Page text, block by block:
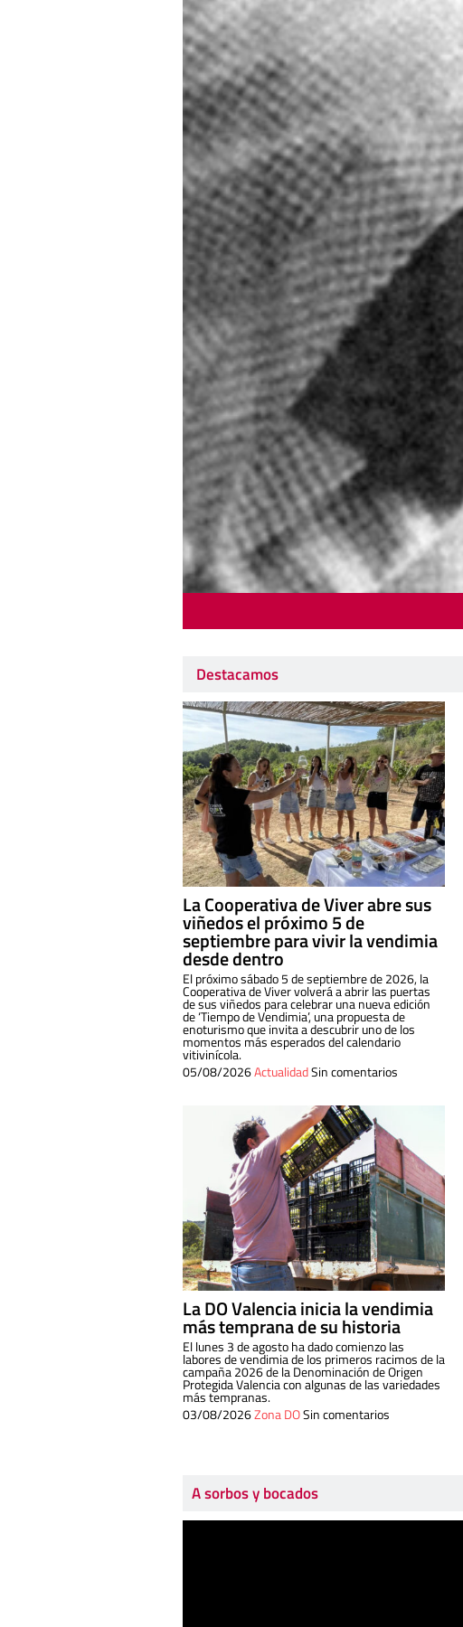
Destacamos
La Cooperativa de Viver abre sus
viñedos el próximo 5 de
septiembre para vivir la vendimia
desde dentro
El próximo sábado 5 de septiembre de 2026, la
Cooperativa de Viver volverá a abrir las puertas
de sus viñedos para celebrar una nueva edición
de ‘Tiempo de Vendimia’, una propuesta de
enoturismo que invita a descubrir uno de los
momentos más esperados del calendario
vitivinícola.
05/08/2026ActualidadSin comentarios
La DO Valencia inicia la vendimia
más temprana de su historia
El lunes 3 de agosto ha dado comienzo las
labores de vendimia de los primeros racimos de la
campaña 2026 de la Denominación de Origen
Protegida Valencia con algunas de las variedades
más tempranas.
03/08/2026Zona DOSin comentarios
A sorbos y bocados